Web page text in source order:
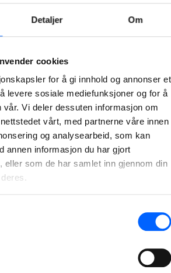
Detaljer Om
cookies
for å gi innhold og annonser et
levere sosiale mediefunksjoner og for å
Vi deler dessuten informasjon om
vårt, med partnerne våre innen
og analysearbeid, som kan
annen informasjon du har gjort
eller som de har samlet inn gjennom din
gyteforhold i Ljanselva
droneflyging
NCC har fått ny godkjenning for fortsatt droneflyging i sine anleggsprosjekt, etter at nye, strengere europeiske regler for å fly drone begynte å gjelde fra nyttår.
med Øvre Eiker
NCCs snøsmelteranlegg er i gang dag og natt for å rense og smelte snø fra Oslo-gatene.